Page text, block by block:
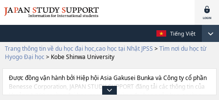
Tiếng Việt
Trang thông tin về du học đại học,cao học tại Nhật JPSS > Tìm nơi du học từ
Hyogo Đại học > Kobe Shinwa University
Được đồng vận hành bởi Hiệp hội Asia Gakusei Bunka và Công ty cổ phần
Benesse Corporation, JAPAN STUDY SUPPORT đăng tải các thông tin của
khoảng 1.300 trường đại học, cao học, trường đại học ngắn hạn, trường